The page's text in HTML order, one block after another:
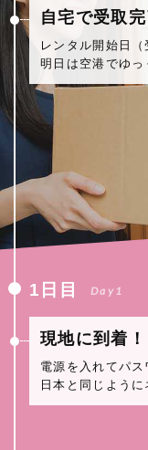
自宅で受取完
レンタル開始日
明日は空港でゆっ
1日目 Day1
現地に到着！
電源を入れてパス
日本と同じよう